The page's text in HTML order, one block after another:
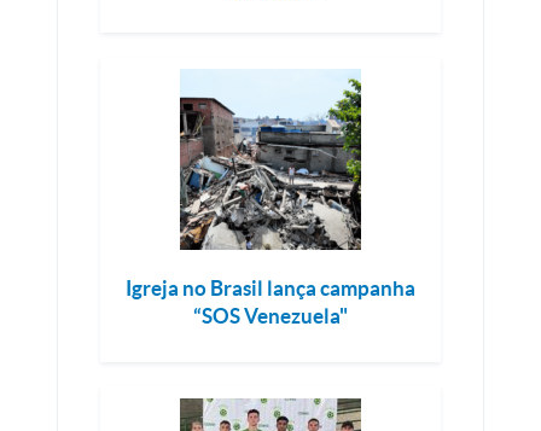
Igreja no Brasil lança campanha
“SOS Venezuela"